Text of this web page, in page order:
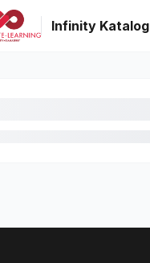
Infinity Katalog